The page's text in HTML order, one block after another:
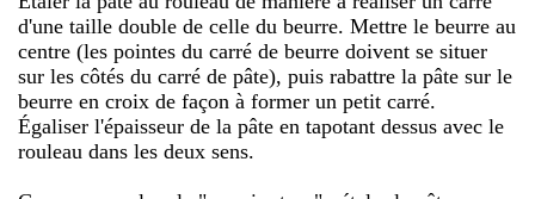
d'une taille double de celle du beurre. Mettre le beurre au
centre (les pointes du carré de beurre doivent se situer
sur les côtés du carré de pâte), puis rabattre la pâte sur le
beurre en croix de façon à former un petit carré.
Égaliser l'épaisseur de la pâte en tapotant dessus avec le
rouleau dans les deux sens.